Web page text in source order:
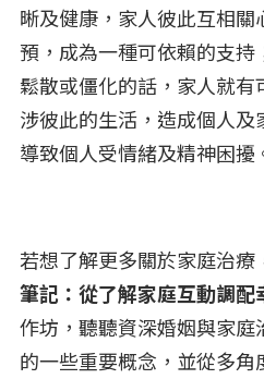
晰及健康，家人彼此互相
預，成為一種可依賴的支持
鬆散或僵化的話，家人就
涉彼此的生活，造成個人
導致個人受情緒及精神困擾
若想了解更多關於家庭治療
筆記：從了解家庭互動調配
作坊，聽聽資深婚姻與家
的一些重要概念，並從多